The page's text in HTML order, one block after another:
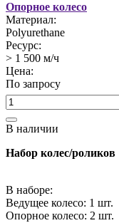
Опорное колесо
Материал:
Polyurethane
Ресурс:
> 1 500 м/ч
Цена:
По запросу
В наличии
Набор колес/роликов
В наборе:
Ведущее колесо: 1 шт.
Опорное колесо: 2 шт.